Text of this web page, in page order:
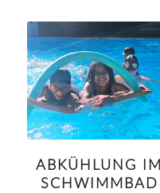
ABKÜHLUNG IM
SCHWIMMBAD